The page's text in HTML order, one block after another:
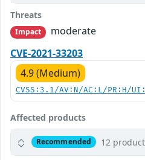
Threats
Impact
moderate
CVE-2021-33203
4.9 (Medium)
CVSS:3.1/AV:N/AC:L/PR:H/
Affected products
Recommended 12